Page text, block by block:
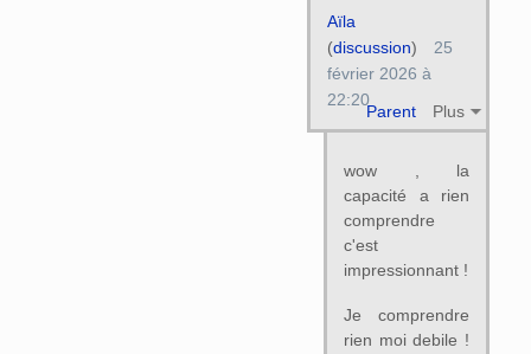
Parent Plus
Aïla
(discussion)
25
février 2026 à
22:20
wow , la
capacité a rien
comprendre
c'est
impressionnant !
Je comprendre
rien moi debile !